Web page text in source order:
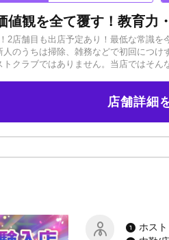
2店舗目も出店予定あり！最低な常識
のうちは掃除、雑務などで初回につけ
クラブではありません。当店ではそ
実績多数～SNSやTikTokなどで積極的
めたキャストはたくさんいます。当店
けではありません。ホストをやってみ
ーーーーーーーーーー◆求人をご覧に
いただき有難うございます! こちらを読
貴方達1人1人が主人公!! 少しでも気に
ます、絶対に後悔はさせません。ま
迎です！ご応募・お問い合わせ楽しみ
店舗詳細
ホスト